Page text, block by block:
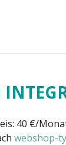
40 €/
webshop-